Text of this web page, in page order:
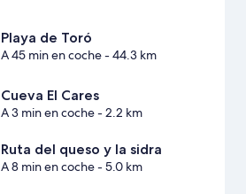
Playa de Toró
A 45 min en coche- 44.3 km
Cueva El Cares
A 3 min en coche- 2.2 km
Ruta del queso y la sidra
A 8 min en coche- 5.0 km